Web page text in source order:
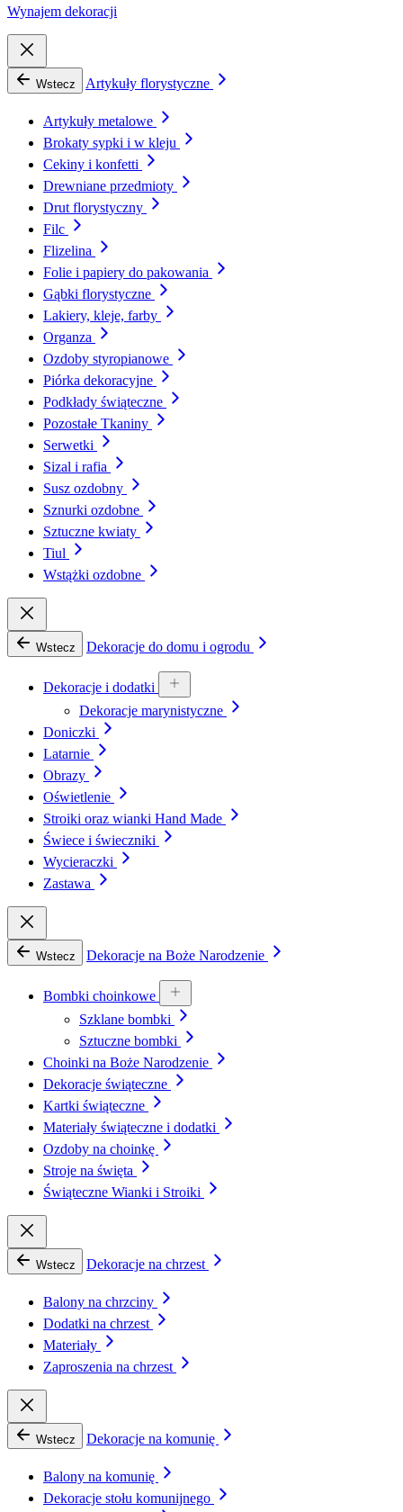
Wynajem dekoracji
Wstecz Artykuły florystyczne
Artykuły metalowe
Brokaty sypki i w kleju
Cekiny i konfetti
Drewniane przedmioty
Drut florystyczny
Filc
Flizelina
Folie i papiery do pakowania
Gąbki florystyczne
Lakiery, kleje, farby
Organza
Ozdoby styropianowe
Piórka dekoracyjne
Podkłady świąteczne
Pozostałe Tkaniny
Serwetki
Sizal i rafia
Susz ozdobny
Sznurki ozdobne
Sztuczne kwiaty
Tiul
Wstążki ozdobne
Wstecz Dekoracje do domu i ogrodu
Dekoracje i dodatki
Dekoracje marynistyczne
Doniczki
Latarnie
Obrazy
Oświetlenie
Stroiki oraz wianki Hand Made
Świece i świeczniki
Wycieraczki
Zastawa
Wstecz Dekoracje na Boże Narodzenie
Bombki choinkowe
Szklane bombki
Sztuczne bombki
Choinki na Boże Narodzenie
Dekoracje świąteczne
Kartki świąteczne
Materiały świąteczne i dodatki
Ozdoby na choinkę
Stroje na święta
Świąteczne Wianki i Stroiki
Wstecz Dekoracje na chrzest
Balony na chrzciny
Dodatki na chrzest
Materiały
Zaproszenia na chrzest
Wstecz Dekoracje na komunię
Balony na komunię
Dekoracje stołu komunijnego